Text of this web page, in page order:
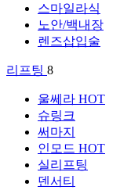
스마일라식
노안/백내장
렌즈삽입술
리프팅 8
울쎄라 HOT
슈링크
써마지
인모드 HOT
실리프팅
덴서티